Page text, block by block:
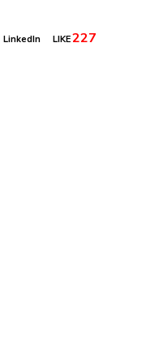
LinkedIn LIKE227